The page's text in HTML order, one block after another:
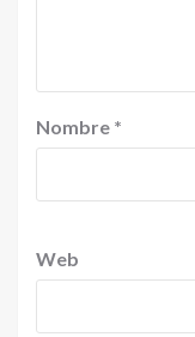
Nombre *
Web